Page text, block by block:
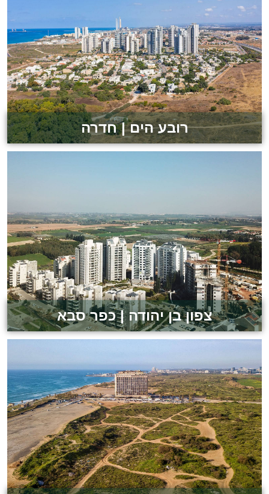
רובע הים | חדרה
לצפייה בפרויקט
צפון בן יהודה | כפר סבא
לצפייה בפרויקט
לצפייה בפרויקט